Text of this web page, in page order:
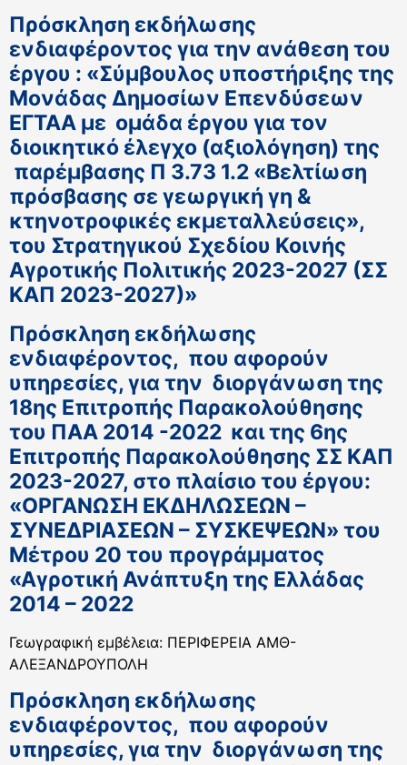
Πρόσκληση εκδήλωσης
ενδιαφέροντος για την ανάθεση του
έργου : «Σύμβουλος υποστήριξης της
Μονάδας Δημοσίων Επενδύσεων
ΕΓΤΑΑ με ομάδα έργου για τον
διοικητικό έλεγχο (αξιολόγηση) της
παρέμβασης Π 3.73 1.2 «Βελτίωση
πρόσβασης σε γεωργική γη &
κτηνοτροφικές εκμεταλλεύσεις»,
του Στρατηγικού Σχεδίου Κοινής
Αγροτικής Πολιτικής 2023-2027 (ΣΣ
ΚΑΠ 2023-2027)»
Πρόσκληση εκδήλωσης
ενδιαφέροντος, που αφορούν
υπηρεσίες, για την διοργάνωση της
18ης Επιτροπής Παρακολούθησης
του ΠΑΑ 2014 -2022 και της 6ης
Επιτροπής Παρακολούθησης ΣΣ ΚΑΠ
2023-2027, στο πλαίσιο του έργου:
«ΟΡΓΑΝΩΣΗ ΕΚΔΗΛΩΣΕΩΝ –
ΣΥΝΕΔΡΙΑΣΕΩΝ – ΣΥΣΚΕΨΕΩΝ» του
Μέτρου 20 του προγράμματος
«Αγροτική Ανάπτυξη της Ελλάδας
2014 – 2022
Γεωγραφική εμβέλεια: ΠΕΡΙΦΕΡΕΙΑ ΑΜΘ-
ΑΛΕΞΑΝΔΡΟΥΠΟΛΗ
Πρόσκληση εκδήλωσης
ενδιαφέροντος, που αφορούν
υπηρεσίες, για την διοργάνωση της